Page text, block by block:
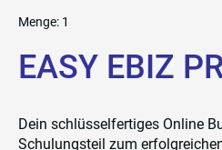
Menge: 1
EASY EBIZ
Dein schlüsselfertiges Online
Schulungsteil zum